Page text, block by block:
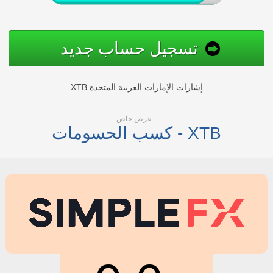
تسجيل حساب جديد
XTB إشارات الإمارات العربية المتحدة
عرض خاص
كسب الحسومات - XTB